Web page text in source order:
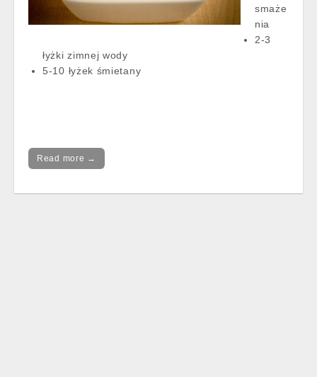
smaże
nia
2-3
łyżki zimnej wody
5-10 łyżek śmietany
Read more →